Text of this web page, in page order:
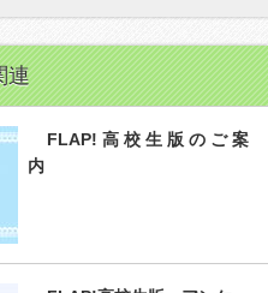
連
FLAP!高校生版のご案
内